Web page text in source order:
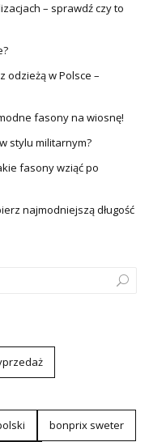
– sprawdź czy to
w Polsce –
fasony na wiosnę!
stylu militarnym?
fasony wziąć po
najmodniejszą długość
bonprix sweter